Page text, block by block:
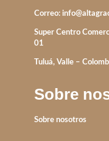
Correo:
Super Centro
01
Tuluá, Valle –
Sobre
Sobre nosotros